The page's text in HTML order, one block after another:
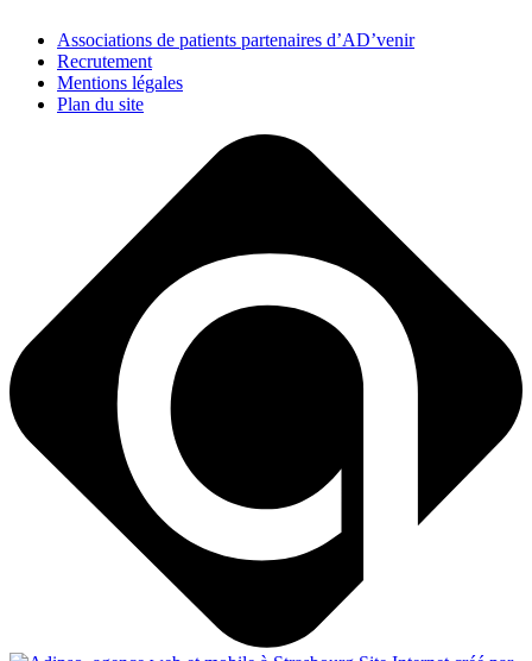
Associations de patients partenaires d’AD’venir
Recrutement
Mentions légales
Plan du site